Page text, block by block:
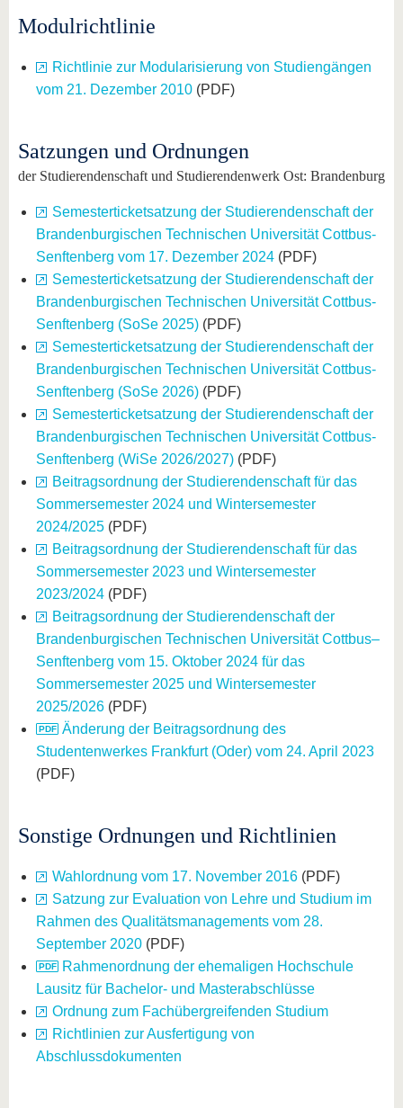
Modulrichtlinie
Richtlinie zur Modularisierung von Studiengängen
vom 21. Dezember 2010 (PDF)
Satzungen und Ordnungen
der Studierendenschaft und Studierendenwerk Ost: Brandenburg
Semesterticketsatzung der Studierendenschaft der
Brandenburgischen Technischen Universität Cottbus-
Senftenberg vom 17. Dezember 2024 (PDF)
Semesterticketsatzung der Studierendenschaft der
Brandenburgischen Technischen Universität Cottbus-
Senftenberg (SoSe 2025) (PDF)
Semesterticketsatzung der Studierendenschaft der
Brandenburgischen Technischen Universität Cottbus-
Senftenberg (SoSe 2026) (PDF)
Semesterticketsatzung der Studierendenschaft der
Brandenburgischen Technischen Universität Cottbus-
Senftenberg (WiSe 2026/2027) (PDF)
Beitragsordnung der Studierendenschaft für das
Sommersemester 2024 und Wintersemester
2024/2025 (PDF)
Beitragsordnung der Studierendenschaft für das
Sommersemester 2023 und Wintersemester
2023/2024 (PDF)
Beitragsordnung der Studierendenschaft der
Brandenburgischen Technischen Universität Cottbus–
Senftenberg vom 15. Oktober 2024 für das
Sommersemester 2025 und Wintersemester
2025/2026 (PDF)
Änderung der Beitragsordnung des
Studentenwerkes Frankfurt (Oder) vom 24. April 2023
(PDF)
Sonstige Ordnungen und Richtlinien
Wahlordnung vom 17. November 2016 (PDF)
Satzung zur Evaluation von Lehre und Studium im
Rahmen des Qualitätsmanagements vom 28.
September 2020 (PDF)
Rahmenordnung der ehemaligen Hochschule
Lausitz für Bachelor- und Masterabschlüsse
Ordnung zum Fachübergreifenden Studium
Richtlinien zur Ausfertigung von
Abschlussdokumenten